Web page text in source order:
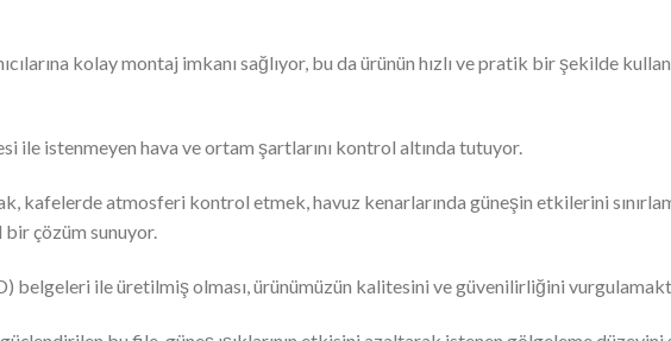
kolay montaj imkanı sağlıyor, bu da ürünün hızlı ve pratik bir şekilde
ile istenmeyen hava ve ortam şartlarını kontrol altında tutuyor.
kafelerde atmosferi kontrol etmek, havuz kenarlarında güneşin etkilerini
çözüm sunuyor.
belgeleri ile üretilmiş olması, ürünümüzün kalitesini ve güvenilirliğini